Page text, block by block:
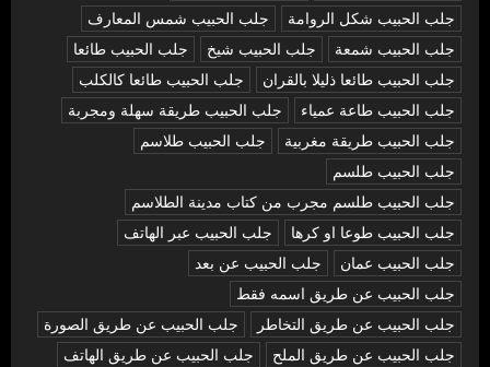
جلب الحبيب شكل الروامة
جلب الحبيب شمس المعارف
جلب الحبيب شمعة
جلب الحبيب شيخ
جلب الحبيب طائعا
جلب الحبيب طائعا ذليلا بالقران
جلب الحبيب طائعا كالكلب
جلب الحبيب طاعة عمياء
جلب الحبيب طريقة سهلة ومجربة
جلب الحبيب طريقة مغربية
جلب الحبيب طلاسم
جلب الحبيب طلسم
جلب الحبيب طلسم مجرب من كتاب مدينة الطلاسم
جلب الحبيب طوعا او كرها
جلب الحبيب عبر الهاتف
جلب الحبيب عمان
جلب الحبيب عن بعد
جلب الحبيب عن طريق اسمه فقط
جلب الحبيب عن طريق التخاطر
جلب الحبيب عن طريق الصورة
جلب الحبيب عن طريق الملح
جلب الحبيب عن طريق الهاتف